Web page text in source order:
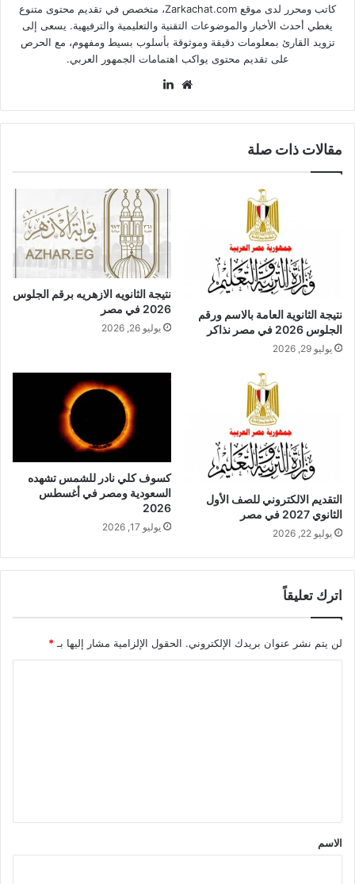
كاتب ومحرر لدى موقع Zarkachat.com، متخصص في تقديم محتوى متنوع
يغطي أحدث الأخبار والموضوعات التقنية والتعليمية والترفيهية. يسعى إلى
تزويد القارئ بمعلومات دقيقة وموثوقة بأسلوب بسيط ومفهوم، مع الحرص
على تقديم محتوى يواكب اهتمامات الجمهور العربي.
موقع
مقالات ذات صلة
نتيجة الثانوية العامة بالاسم ورقم
الجلوس 2026 في مصر نذاكر
يوليو 29, 2026
نتيجة الثانويه الازهريه برقم الجلوس
2026 في مصر
يوليو 26, 2026
التقديم الالكتروني للصف الأول
الثانوي 2027 في مصر
يوليو 22, 2026
كسوف كلي نادر للشمس تشهده
السعودية ومصر في أغسطس
2026
يوليو 17, 2026
اترك تعليقاً
لن يتم نشر عنوان بريدك الإلكتروني. الحقول الإلزامية مشار إليها بـ *
*
الاسم